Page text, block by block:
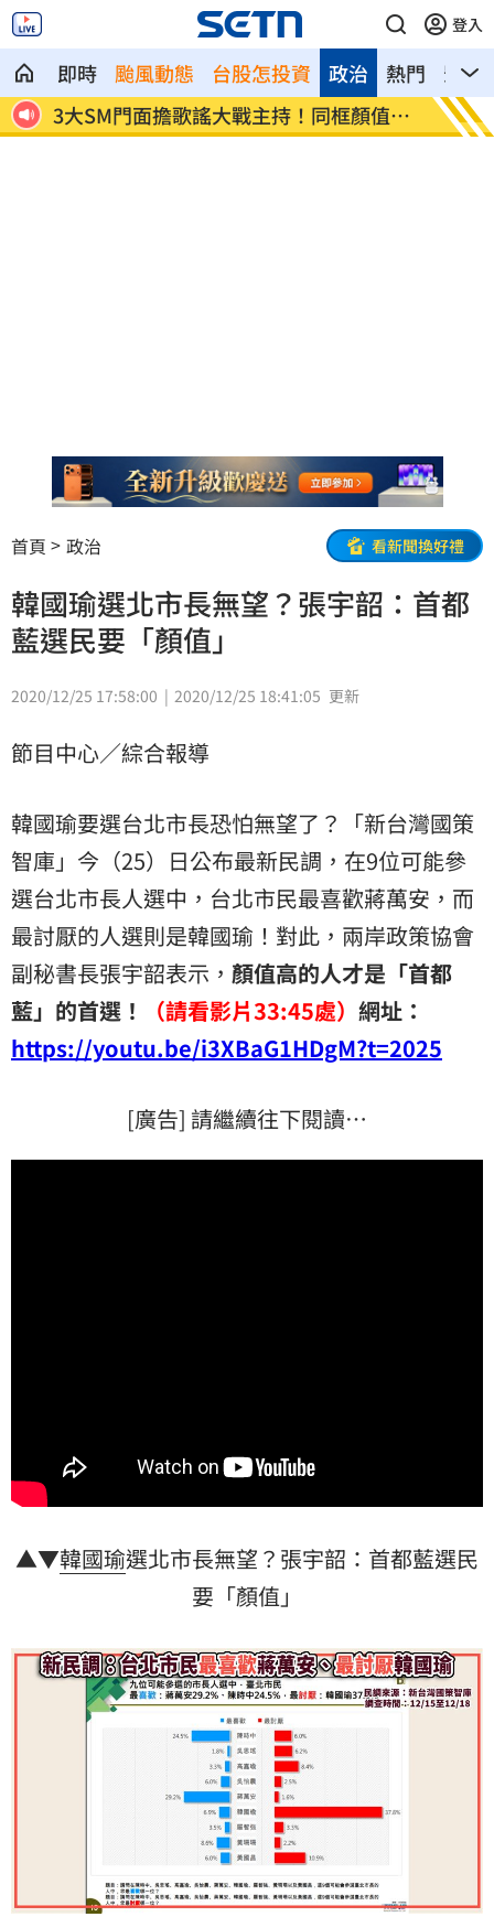
登入
即時 颱風動態 台股怎投資 熱門 影音
政治
照 3大SM門面擔歌謠大戰主持！同框顏值炸
裂
繞違
首頁 政治 看新聞換好禮
韓國瑜選北市長無望？張宇韶：首都
藍選民要「顏值」
2020/12/25 17:58:00 2020/12/25 18:41:05 更新
節目中心／綜合報導
韓國瑜要選台北市長恐怕無望了？「新台灣國策
智庫」今（25）日公布最新民調，在9位可能參
選台北市長人選中，台北市民最喜歡蔣萬安，而
最討厭的人選則是韓國瑜！對此，兩岸政策協會
副秘書長張宇韶表示， 顏值高的人才是「首都
藍」的首選！
（請看影片33:45處） 網址：
https://youtu.be/i3XBaG1HDgM?t=2025
[廣告] 請繼續往下閱讀…
▲▼韓國瑜選北市長無望？張宇韶：首都藍選民
要「顏值」